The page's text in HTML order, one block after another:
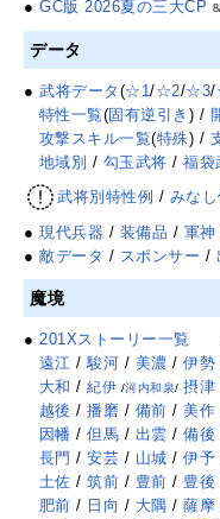
●GC版 2026夏の三大CP
データ
●武将データ (☆1/☆2/☆3/
特性一覧(固有逆引き ) /
攻撃スキル一覧(特殊) /
地域別 / 勾玉武将 /福袋
武将別特性例 / みな
●現代兵器 / 装備品 / 軍神
●敵データ / スポンサー /
魔境
●201Xストーリー一覧
遠江 /駿河 / 美濃 /伊勢
大和 /紀伊 /河内和泉/摂津
越後 /播磨 / 備前 /美作
因幡 /但馬 / 出雲 /備後
長門 /安芸 / 山城 /伊予
土佐 /筑前 / 豊前 / 豊後
肥前 / 日向 / 大隅 /薩摩